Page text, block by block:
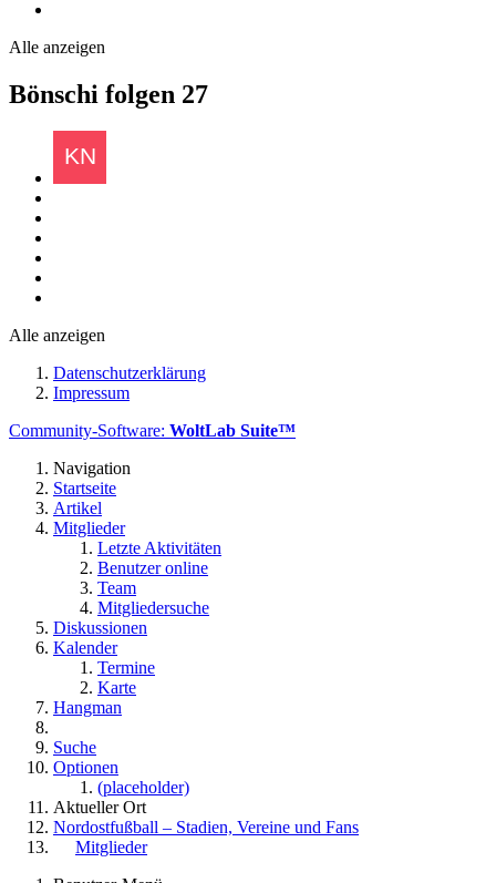
Alle anzeigen
Bönschi folgen 27
Alle anzeigen
Datenschutzerklärung
Impressum
Community-Software: WoltLab Suite™
Navigation
Startseite
Artikel
Mitglieder
Letzte Aktivitäten
Benutzer online
Team
Mitgliedersuche
Diskussionen
Kalender
Termine
Karte
Hangman
Suche
Optionen
(placeholder)
Aktueller Ort
Nordostfußball – Stadien, Vereine und Fans
Mitglieder